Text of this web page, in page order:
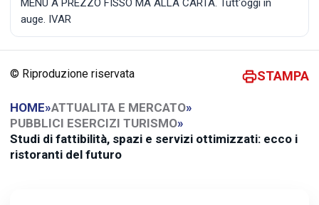
MENÙ A PREZZO FISSO MA ALLA CARTA. Tutt'oggi in
auge. IVAR
© Riproduzione riservata STAMPA
HOME»ATTUALITA E MERCATO»
PUBBLICI ESERCIZI TURISMO»
Studi di fattibilità, spazi e servizi ottimizzati: ecco i
ristoranti del futuro